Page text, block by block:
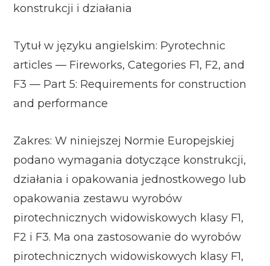
konstrukcji i działania
Tytuł w języku angielskim: Pyrotechnic
articles — Fireworks, Categories F1, F2, and
F3 — Part 5: Requirements for construction
and performance
Zakres: W niniejszej Normie Europejskiej
podano wymagania dotyczące konstrukcji,
działania i opakowania jednostkowego lub
opakowania zestawu wyrobów
pirotechnicznych widowiskowych klasy F1,
F2 i F3. Ma ona zastosowanie do wyrobów
pirotechnicznych widowiskowych klasy F1,